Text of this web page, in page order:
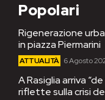
Popolari
Rigenerazione
in piazza Piermarini
ATTUALITÀ 6 Agosto
A Rasiglia arriva
riflette sulla crisi